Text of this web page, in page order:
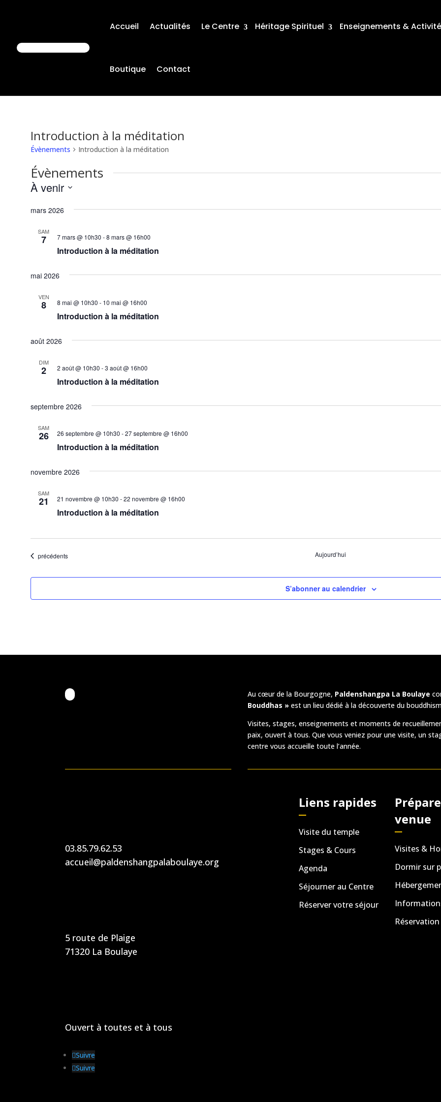
Accueil Actualités Le Centre Héritage Spirituel Enseignements &
Boutique Contact
Introduction à la méditation
Évènements Introduction à la méditation
Évènements
À venir
une
mars 2026
SAM
7
Introduction à la méditation
7 mars @ 10h30 -8 mars @ 16h00
mai 2026
VEN
8
Introduction à la méditation
8 mai @ 10h30 - 10 mai @ 16h00
août 2026
DIM
2
Introduction à la méditation
2 août @ 10h30 -3 août @ 16h00
septembre 2026
SAM
26
Introduction à la méditation
26 septembre @ 10h30 -27 septembre @ 16h00
novembre 2026
SAM
21
Introduction à la méditation
21 novembre @ 10h30 -22 novembre @ 16h00
Évènements
précédents Aujourd’hui
S’abonner au calendrier
Au cœur de la Bourgogne, Paldenshangpa La Boulaye
Bouddhas »est un lieu dédié à la découverte du
Visites, stages, enseignements et moments de
paix, ouvert à tous. Que vous veniez pour une visite, un
centre vous accueille toute l’année.
03.85.79.62.53
accueil@paldenshangpalaboulaye.org
5 route de Plaige
71320 La Boulaye
Ouvert à toutes et à tous
Suivre
Suivre
Liens rapides
Visite du temple
Stages & Cours
Agenda
Séjourner au Centre
Réserver votre séjour
venue
Visites &
Dormir sur
Réservation